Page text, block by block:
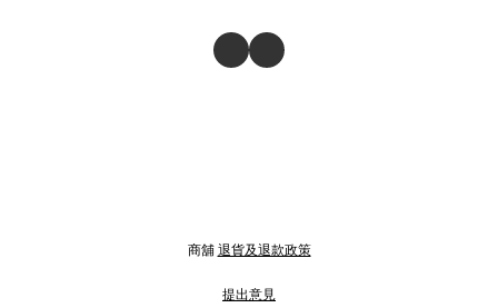
商舖 退貨及退款政策
提出意見